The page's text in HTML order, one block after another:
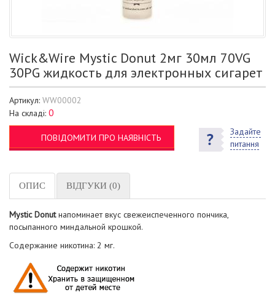
Wick&Wire Mystic Donut 2мг 30мл 70VG
30PG жидкость для электронных сигарет
Артикул: WW00002
На складі: 0
ПОВІДОМИТИ ПРО НАЯВНІСТЬ
Задайте
питання
ОПИС ВІДГУКИ (0)
Mystic Donutнапоминает вкус свежеиспеченного пончика,
посыпанного миндальной крошкой.
Содержание никотина: 2 мг.